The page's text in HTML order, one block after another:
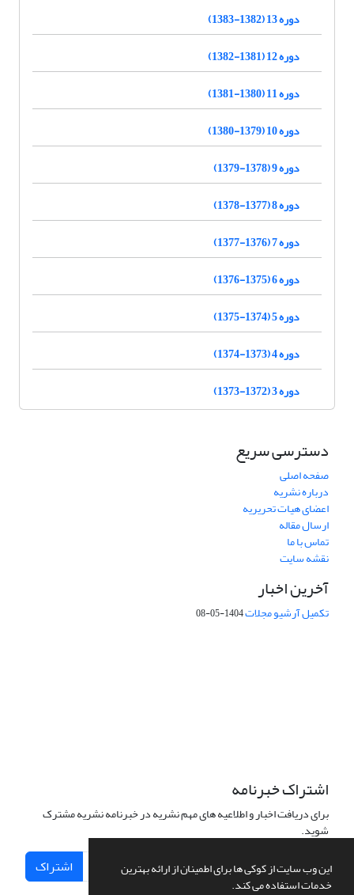
این وب سایت از کوکی ها برای اطمینان از ارائه بهترین
خدمات استفاده می کند.
دوره 13 (1382-1383)
دوره 12 (1381-1382)
دوره 11 (1380-1381)
دوره 10 (1379-1380)
دوره 9 (1378-1379)
دوره 8 (1377-1378)
دوره 7 (1376-1377)
دوره 6 (1375-1376)
دوره 5 (1374-1375)
دوره 4 (1373-1374)
دوره 3 (1372-1373)
دسترسی سریع
صفحه اصلی
درباره نشریه
اعضای هیات تحریریه
ارسال مقاله
تماس با ما
نقشه سایت
آخرین اخبار
تکمیل آرشیو مجلات1404-05-08
اشتراک خبرنامه
برای دریافت اخبار و اطلاعیه های مهم نشریه در خبرنامه نشریه مشترک
شوید.
اشتراک